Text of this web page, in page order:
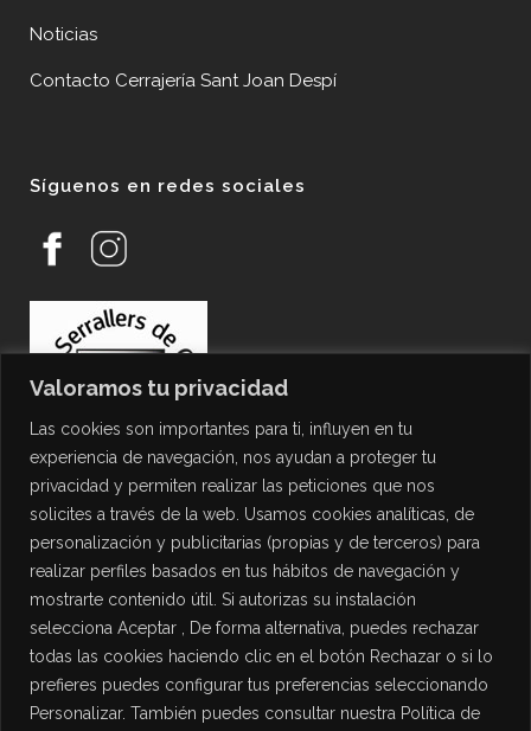
Valoramos tu privacidad
Las cookies son importantes para ti, influyen en tu
experiencia de navegación, nos ayudan a proteger tu
privacidad y permiten realizar las peticiones que nos
solicites a través de la web. Usamos cookies analíticas, de
personalización y publicitarias (propias y de terceros) para
realizar perfiles basados en tus hábitos de navegación y
mostrarte contenido útil. Si autorizas su instalación
selecciona Aceptar , De forma alternativa, puedes rechazar
todas las cookies haciendo clic en el botón Rechazar o si lo
prefieres puedes configurar tus preferencias seleccionando
Personalizar. También puedes consultar nuestra Política de
Noticias
Contacto Cerrajería Sant Joan Despí
Síguenos en redes sociales
PROTECCIÓN DE DATOS
Política de Privacidad
Política de Cookies
Aviso Legal